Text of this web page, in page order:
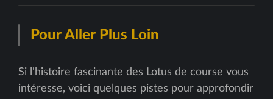
Pour Aller Plus Loin
Si l'histoire fascinante des Lotus de course vous
intéresse, voici quelques pistes pour approfondir